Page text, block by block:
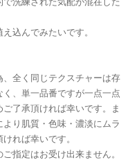
込んでみたいです。
全く同じテクスチャーは存
、単一品番ですが一点一点
了承頂ければ幸いです。ま
り肌質・色味・濃淡にムラ
れば幸いです。
指定はお受け出来ません。